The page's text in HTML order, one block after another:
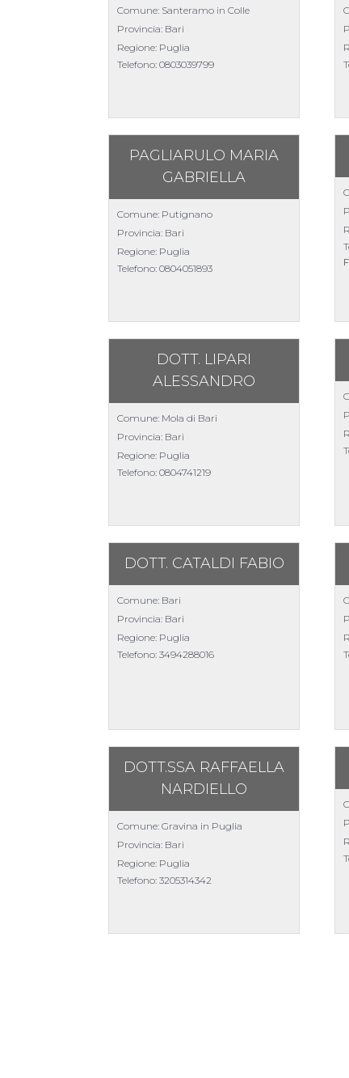
Comune: Santeramo in Colle
Provincia: Bari
Regione: Puglia
Telefono:0803039799
PAGLIARULO MARIA
GABRIELLA
Comune: Putignano
Provincia: Bari
Regione: Puglia
Telefono:0804051893
DOTT. LIPARI
ALESSANDRO
Comune: Mola di Bari
Provincia: Bari
Regione: Puglia
Telefono:0804741219
DOTT. CATALDI FABIO
Comune: Bari
Provincia: Bari
Regione: Puglia
Telefono:3494288016
DOTT.SSA RAFFAELLA
NARDIELLO
Comune: Gravina in Puglia
Provincia: Bari
Regione: Puglia
Telefono:3205314342